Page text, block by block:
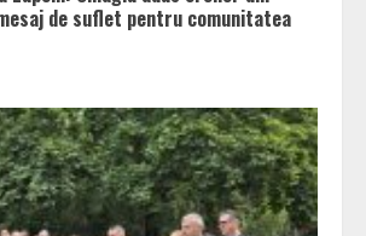
de suflet pentru comunitatea